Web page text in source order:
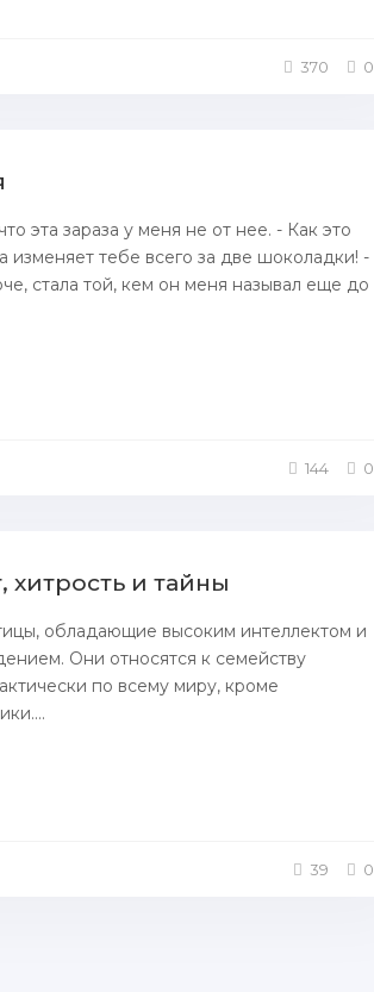
370 0
эта зараза у меня не от нее. - Как это
изменяет тебе всего за две шоколадки! -
стала той, кем он меня называл еще до
144 0
хитрость и тайны
обладающие высоким интеллектом и
Они относятся к семейству
по всему миру, кроме
39 0